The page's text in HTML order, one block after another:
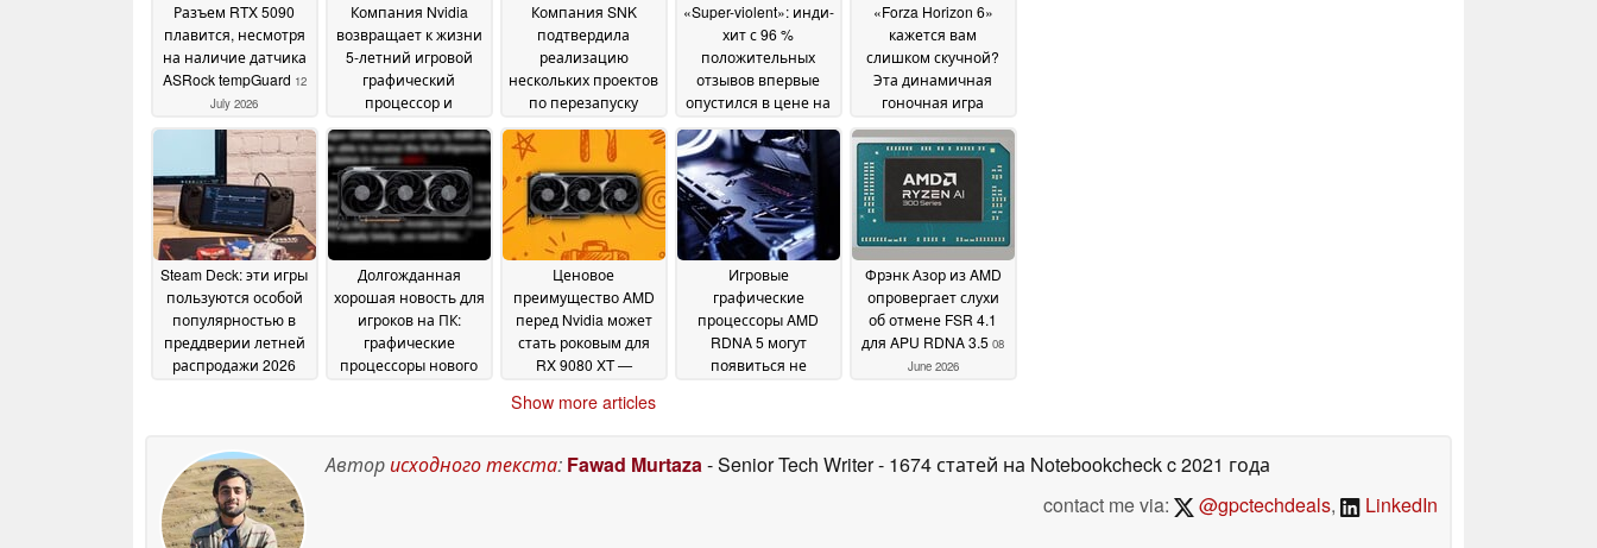
Разъем RTX 5090
плавится, несмотря
на наличие датчика
ASRock tempGuard 12
July 2026
Компания Nvidia
возвращает к жизни
5-летний игровой
графический
процессор и
него цену в 329
долларов07 July 2026
Компания SNK
подтвердила
реализацию
нескольких проектов
по перезапуску
честь 30-летия
27 June
2026
«Super-violent»: инди-
хит с 96 %
положительных
отзывов впервые
опустился в цене на
доллара22 June 2026
«Forza Horizon 6»
кажется вам
слишком скучной?
Эта динамичная
гоночная игра
Steam по цене всего
3 доллара вместо 30
долларов22 June 2026
Steam Deck: эти игры
пользуются особой
популярностью в
преддверии летней
распродажи 2026
Долгожданная
хорошая новость для
игроков на ПК:
графические
процессоры нового
рынке раньше, чем
ожидалось
Ценовое
преимущество AMD
перед Nvidia может
стать роковым для
RX 9080 XT —
«убийцы» RTX 50
17 June 2026
Игровые
графические
процессоры AMD
RDNA 5 могут
появиться не
Фрэнк Азор из AMD
опровергает слухи
об отмене FSR 4.1
для APU RDNA 3.5 08
June 2026
Show more articles
Авторисходного текста: Fawad Murtaza- Senior Tech Writer- 1674 статей на Notebookcheckc 2021 года
contact me via:
@gpctechdeals, LinkedIn